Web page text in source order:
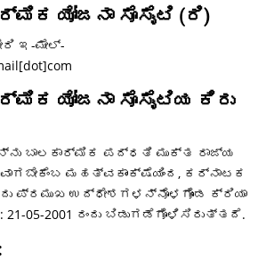
ಯೋಜನಾ ಸೊಸೈಟಿ (ರಿ)
ಇ-ಮೇಲ್-
ಯೋಜನಾ ಸೊಸೈಟಿಯ ಕಿರು
ಬಾಲಕಾರ್ಮಿಕ ಪದ್ಧತಿ ಮುಕ್ತ ರಾಜ್ಯ
ಮಹತ್ವಕಾಂಕ್ಷೆಯಿಂದ, ಕರ್ನಾಟಕ
ಪ್ರಮುಖ ಉದ್ಧೇಶಗಳನ್ನೊಳಗೊಂಡ ಕ್ರಿಯಾ
21-05-2001 ರಂದು ಬಿಡುಗಡೆಗೊಳಿಸಿರುತ್ತದೆ.